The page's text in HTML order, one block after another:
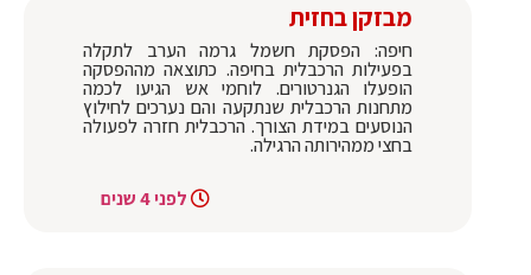
מבזקן בחזית
חיפה: הפסקת חשמל גרמה הערב לתקלה
בפעילות הרכבלית בחיפה. כתוצאה מההפסקה
הופעלו הגנרטורים. לוחמי אש הגיעו לכמה
מתחנות הרכבלית שנתקעה והם נערכים לחילוץ
הנוסעים במידת הצורך. הרכבלית חזרה לפעולה
בחצי ממהירותה הרגילה.
לפני 4 שנים